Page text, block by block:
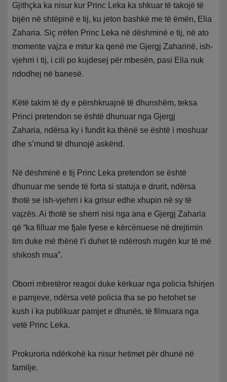
Gjithçka ka nisur kur Princ Leka ka shkuar të takojë të
bijën në shtëpinë e tij, ku jeton bashkë me të ëmën, Elia
Zaharia. Siç rrëfen Princ Leka në dëshminë e tij, në ato
momente vajza e mitur ka qenë me Gjergj Zaharinë, ish-
vjehrri i tij, i cili po kujdesej për mbesën, pasi Elia nuk
ndodhej në banesë.
Këtë takim të dy e përshkruajnë të dhunshëm, teksa
Princi pretendon se është dhunuar nga Gjergj
Zaharia, ndërsa ky i fundit ka thënë se është i moshuar
dhe s’mund të dhunojë askënd.
Në dëshminë e tij Princ Leka pretendon se është
dhunuar me sende të forta si statuja e drurit, ndërsa
thotë se ish-vjehrri i ka grisur edhe xhupin në sy të
vajzës. Ai thotë se sherri nisi nga ana e Gjergj Zaharia
që “ka filluar me fjale fyese e kërcënuese në drejtimin
tim duke më thënë t’i duhet të ndërrosh rrugën kur të më
shikosh mua”.
Oborri mbretëror reagoi duke kërkuar nga policia fshirjen
e pamjeve, ndërsa vetë policia tha se po hetohet se
kush i ka publikuar pamjet e dhunës, të filmuara nga
vetë Princ Leka.
Prokuroria ndërkohë ka nisur hetimet për dhunë në
familje.